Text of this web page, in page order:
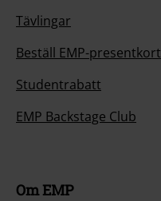
Tävlingar
Beställ EMP-presentkort
Studentrabatt
EMP Backstage Club
Om EMP